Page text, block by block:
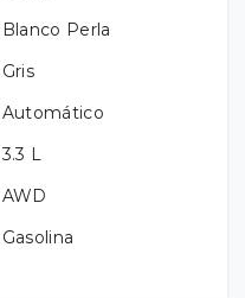
Blanco Perla
Gris
Automático
3.3 L
AWD
Gasolina